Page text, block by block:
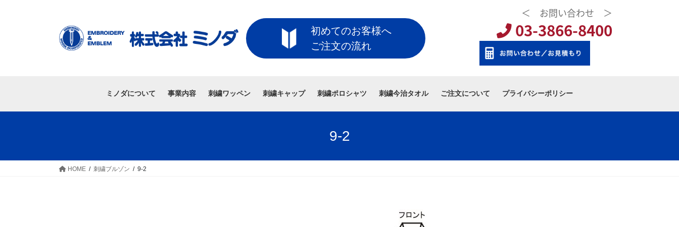
初めてのお客様へ
ご注文の流れ
＜ お問い合わせ ＞
03-3866-8400
ミノダについて 事業内容 刺繍ワッペン 刺繍キャップ 刺繍ポロシャツ 刺繍今治タオル ご注文について プライバシーポリシー
9-2
HOME 刺繍ブルゾン 9-2